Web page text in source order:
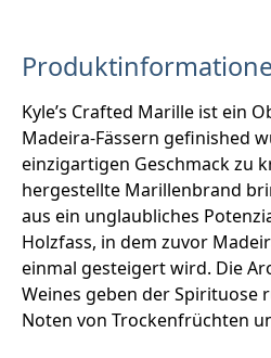
Kyle’s Crafted Marille ist ein
Madeira-Fässern gefinished
einzigartigen Geschmack zu
hergestellte Marillenbrand
aus ein unglaubliches
Holzfass, in dem zuvor
einmal gesteigert wird. Die
Weines geben der Spirituose
Noten von Trockenfrüchten